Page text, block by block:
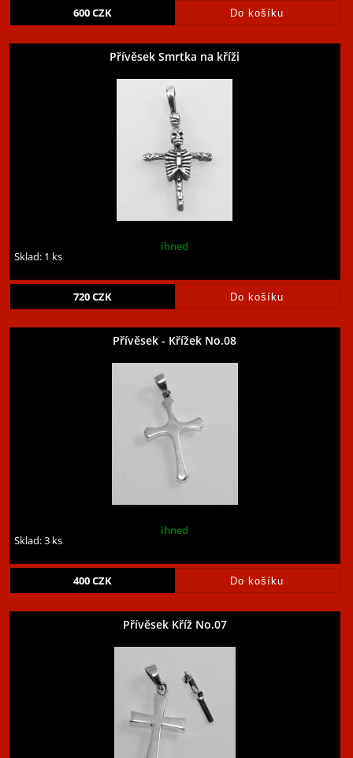
600CZK
Přívěsek Smrtka na kříži
ihned
Sklad: 1 ks
720CZK
Přívěsek - Křížek No.08
ihned
Sklad: 3 ks
400CZK
Přívěsek Kříž No.07